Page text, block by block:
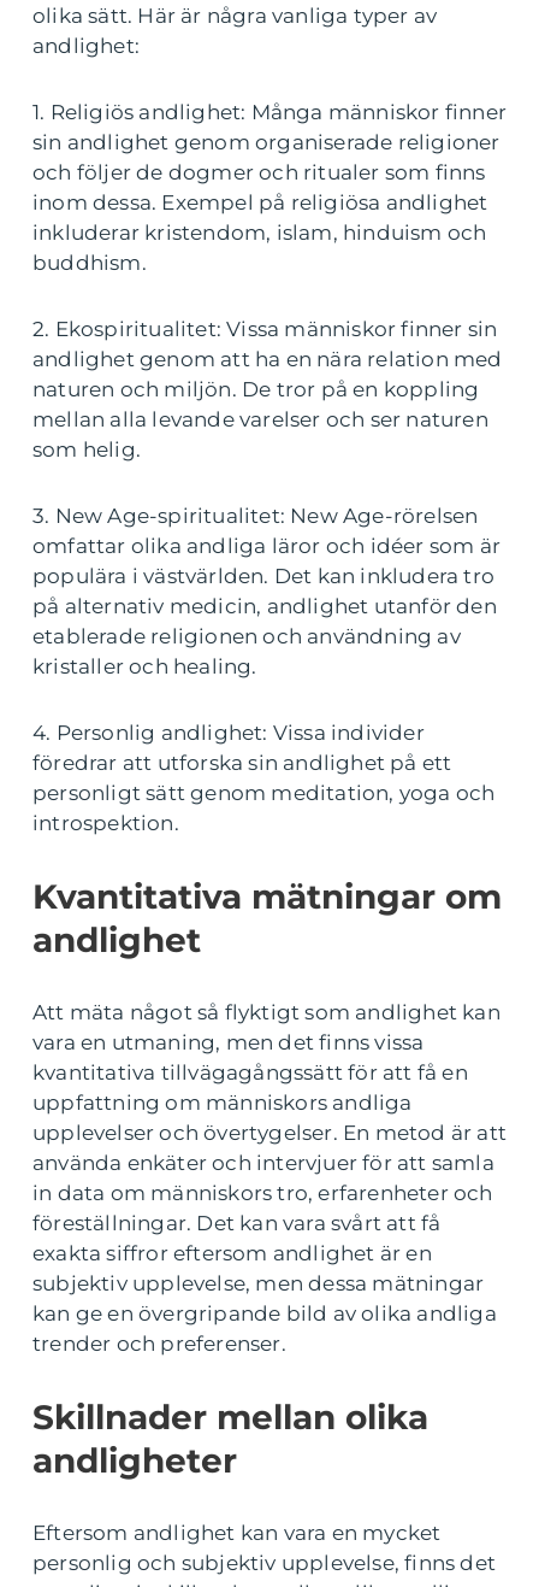
olika sätt. Här är några vanliga typer av
andlighet:
1. Religiös andlighet: Många människor finner
sin andlighet genom organiserade religioner
och följer de dogmer och ritualer som finns
inom dessa. Exempel på religiösa andlighet
inkluderar kristendom, islam, hinduism och
buddhism.
2. Ekospiritualitet: Vissa människor finner sin
andlighet genom att ha en nära relation med
naturen och miljön. De tror på en koppling
mellan alla levande varelser och ser naturen
som helig.
3. New Age-spiritualitet: New Age-rörelsen
omfattar olika andliga läror och idéer som är
populära i västvärlden. Det kan inkludera tro
på alternativ medicin, andlighet utanför den
etablerade religionen och användning av
kristaller och healing.
4. Personlig andlighet: Vissa individer
föredrar att utforska sin andlighet på ett
personligt sätt genom meditation, yoga och
introspektion.
Kvantitativa mätningar om
andlighet
Att mäta något så flyktigt som andlighet kan
vara en utmaning, men det finns vissa
kvantitativa tillvägagångssätt för att få en
uppfattning om människors andliga
upplevelser och övertygelser. En metod är att
använda enkäter och intervjuer för att samla
in data om människors tro, erfarenheter och
föreställningar. Det kan vara svårt att få
exakta siffror eftersom andlighet är en
subjektiv upplevelse, men dessa mätningar
kan ge en övergripande bild av olika andliga
trender och preferenser.
Skillnader mellan olika
andligheter
Eftersom andlighet kan vara en mycket
personlig och subjektiv upplevelse, finns det